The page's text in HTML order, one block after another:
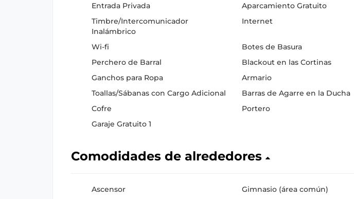
Entrada Privada
Aparcamiento Gratuito
Timbre/Intercomunicador
Inalámbrico
Internet
Wi-fi
Botes de Basura
Perchero de Barral
Blackout en las Cortinas
Ganchos para Ropa
Armario
Toallas/Sábanas con Cargo Adicional
Barras de Agarre en la Ducha
Cofre
Portero
Garaje Gratuito 1
Comodidades de alrededores
Ascensor Gimnasio (área común)